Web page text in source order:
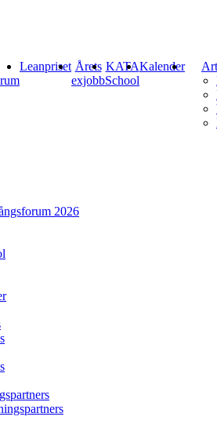
Leanpriset Årets
exjobb
KATA
School
Kalender
2026